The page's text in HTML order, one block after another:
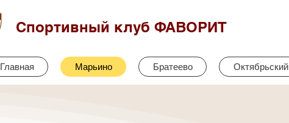
Спортивный клуб ФАВОРИТ
Главная Марьино Братеево Октябрьский